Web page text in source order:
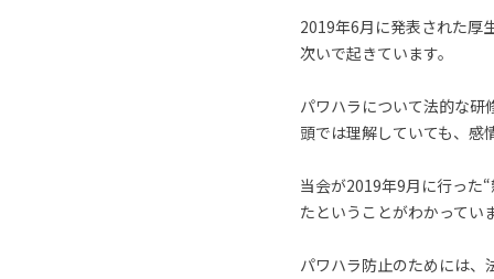
2019年6月に発表された厚
次いで起きています。
パワハラについて法的な研
頭では理解していても、感
当会が2019年9月に行った
たということがわかってい
パワハラ防止のためには、